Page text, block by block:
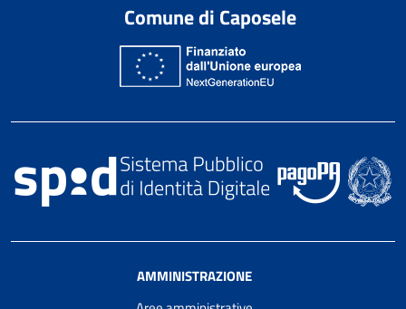
Comune di Caposele
AMMINISTRAZIONE